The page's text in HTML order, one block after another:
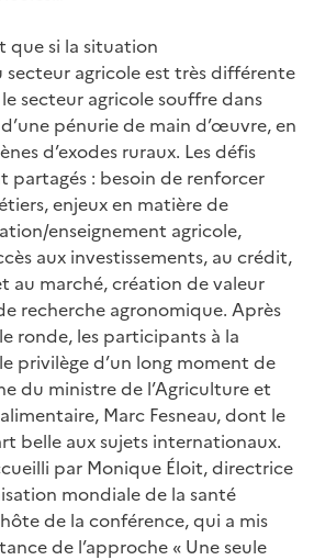
que si la situation
agricole est très différente
le secteur agricole souffre dans
pénurie de main d’œuvre, en
d’exodes ruraux. Les défis
partagés : besoin de renforcer
enjeux en matière de
enseignement agricole,
aux investissements, au crédit,
au marché, création de valeur
recherche agronomique. Après
ronde, les participants à la
privilège d’un long moment de
du ministre de l’Agriculture et
Marc Fesneau, dont le
belle aux sujets internationaux.
par Monique Éloit, directrice
mondiale de la santé
de la conférence, qui a mis
de l’approche « Une seule